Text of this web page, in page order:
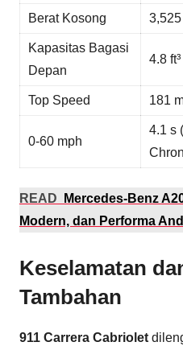
Berat Kosong
Kapasitas Bagasi
Depan
4.8 ft³
Top Speed 181
0-60 mph
4.1 s
READ
Mercedes-Benz
Modern, dan Performa
Keselamatan
Tambahan
911 Carrera Cabriolet